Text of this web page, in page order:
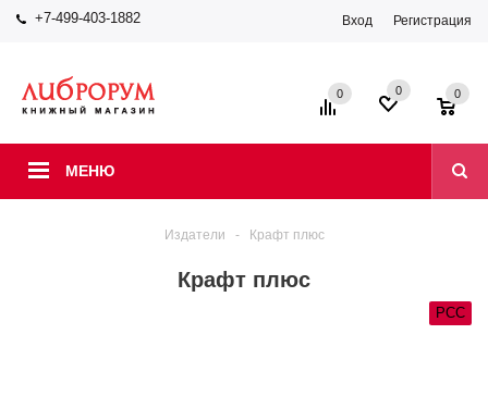
+7-499-403-1882 Вход Регистрация
МЕНЮ
0 0 0
Издатели - Крафт плюс
Крафт плюс
РСС